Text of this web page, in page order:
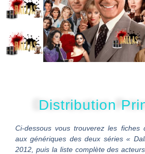
Distribution
Ci-dessous vous trouverez les fiches
aux génériques des deux séries «
2012, puis la liste complète des